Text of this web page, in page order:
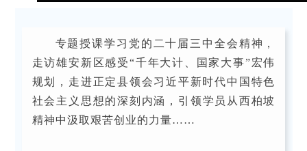
专题授课学习党的二十届三中全会精神，
走访雄安新区感受“千年大计、国家大事”宏伟
规划，走进正定县领会习近平新时代中国特色
社会主义思想的深刻 内涵，引领学员从西柏坡
精神中汲取艰苦创业的力量……